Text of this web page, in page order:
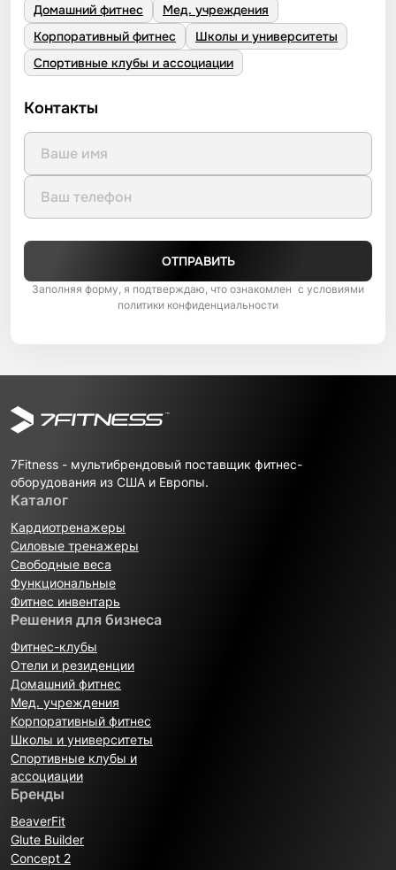
Домашний фитнес
Мед. учреждения
Корпоративный фитнес
Школы и университеты
Спортивные клубы и ассоциации
Контакты
ОТПРАВИТЬ
Заполняя форму, я подтверждаю, что ознакомлен с условиями
политики конфиденциальности
7Fitness - мультибрендовый поставщик фитнес-
оборудования из США и Европы.
Каталог
Кардиотренажеры
Силовые тренажеры
Свободные веса
Функциональные
Фитнес инвентарь
Решения для бизнеса
Фитнес-клубы
Отели и резиденции
Домашний фитнес
Мед. учреждения
Корпоративный фитнес
Школы и университеты
Спортивные клубы и
ассоциации
Бренды
BeaverFit
Glute Builder
Concept 2